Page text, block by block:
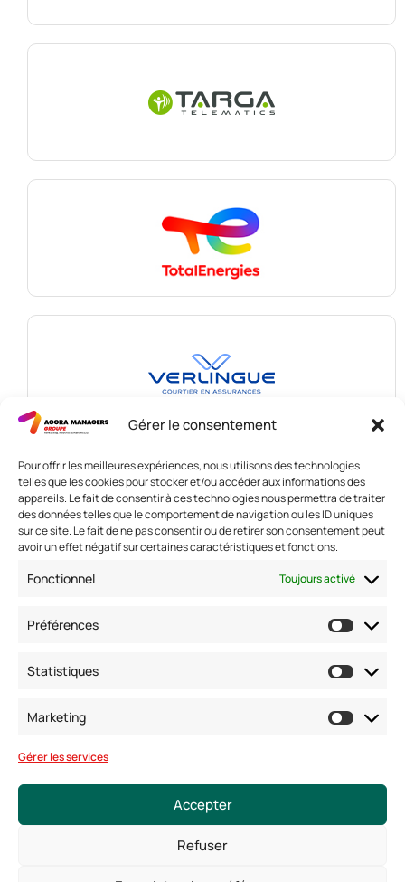
Gérer le consentement
Pour offrir les meilleures expériences, nous utilisons des technologies
telles que les cookies pour stocker et/ou accéder aux informations des
appareils. Le fait de consentir à ces technologies nous permettra de traiter
des données telles que le comportement de navigation ou les ID uniques
sur ce site. Le fait de ne pas consentir ou de retirer son consentement peut
avoir un effet négatif sur certaines caractéristiques et fonctions.
Fonctionnel Toujours activé
Préférences
Statistiques
Marketing
Gérer les services
Accepter
Refuser
Nous contacter
Adresse: 42 avenue de la Grande Armée 75017 PARIS
Fax : 01 40 17 99 21